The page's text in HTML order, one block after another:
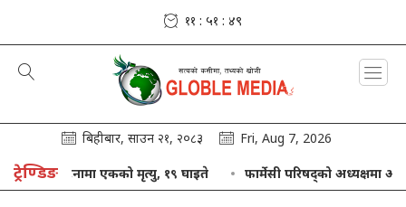
११ : ५१ : ४९
बिहीबार, साउन २१, २०८३ Fri, Aug 7, 2026
ट्रेण्डिङ
बस दुर्घटनामा एकको मृत्यु, १९ घाइते फार्मेसी परिषद्को अध्यक्षमा आलम